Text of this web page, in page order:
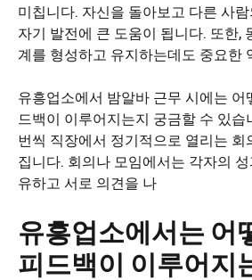
미칩니다. 자신을 돌아보고 다른 사
자기 발전에 큰 도움이 됩니다. 또한,
계를 형성하고 유지하는데도 중요한
유흥업소에서 밤알바 근무 시에는 어
드백이 이루어지는지 궁금할 수 있
번씩 직장에서 정기적으로 열리는 회
집니다. 회의나 모임에서는 각자의
유하고 서로 의견을 나
유흥업소에서는 어
피드백이 이루어지